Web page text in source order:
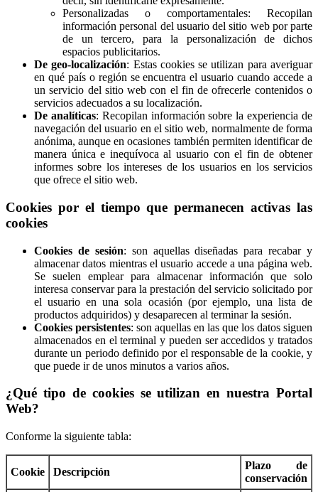
Personalizadas o comportamentales: Recopilan
información personal del usuario del sitio web por parte
de un tercero, para la personalización de dichos
espacios publicitarios.
De geo-localización: Estas cookies se utilizan para averiguar
en qué país o región se encuentra el usuario cuando accede a
un servicio del sitio web con el fin de ofrecerle contenidos o
servicios adecuados a su localización.
De analíticas: Recopilan información sobre la experiencia de
navegación del usuario en el sitio web, normalmente de forma
anónima, aunque en ocasiones también permiten identificar de
manera única e inequívoca al usuario con el fin de obtener
informes sobre los intereses de los usuarios en los servicios
que ofrece el sitio web.
Cookies por el tiempo que permanecen activas las
cookies
Cookies de sesión: son aquellas diseñadas para recabar y
almacenar datos mientras el usuario accede a una página web.
Se suelen emplear para almacenar información que solo
interesa conservar para la prestación del servicio solicitado por
el usuario en una sola ocasión (por ejemplo, una lista de
productos adquiridos) y desaparecen al terminar la sesión.
Cookies persistentes: son aquellas en las que los datos siguen
almacenados en el terminal y pueden ser accedidos y tratados
durante un periodo definido por el responsable de la cookie, y
que puede ir de unos minutos a varios años.
¿Qué tipo de cookies se utilizan en nuestra Portal
Web?
Conforme la siguiente tabla:
Cookie Descripción
Plazo de
conservación